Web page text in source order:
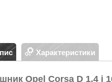
Характеристики
Opel Corsa D 1.4 i